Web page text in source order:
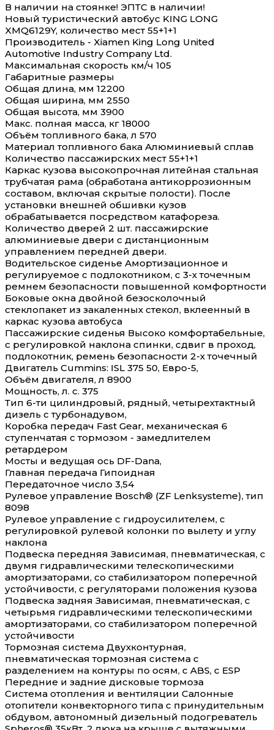
В наличии на стоянке! ЭПТС в наличии!
Новый туристический автобус KING LONG
XMQ6129Y, количество мест 55+1+1
Производитель - Xiamen King Long United
Automotive Industry Company Ltd.
Максимальная скорость км/ч 105
Габаритные размеры
Общая длина, мм 12200
Общая ширина, мм 2550
Общая высота, мм 3900
Макс. полная масса, кг 18000
Объём топливного бака, л 570
Материал топливного бака Алюминиевый сплав
Количество пассажирских мест 55+1+1
Каркас кузова высокопрочная литейная стальная
трубчатая рама (обработана антикоррозионным
составом, включая скрытые полости). После
установки внешней обшивки кузов
обрабатывается посредством катафореза.
Количество дверей 2 шт. пассажирские
алюминиевые двери с дистанционным
управлением передней двери.
Водительское сиденье Амортизационное и
регулируемое с подлокотником, с 3-х точечным
ремнем безопасности повышенной комфортности
Боковые окна двойной безосколочный
стеклопакет из закаленных стекол, вклеенный в
каркас кузова автобуса
Пассажирские сиденья Высоко комфортабельные,
с регулировкой наклона спинки, сдвиг в проход,
подлокотник, ремень безопасности 2-х точечный
Двигатель Cummins: ISL 375 50, Евро-5,
Объём двигателя, л 8900
Мощность, л. с. 375
Тип 6-ти цилиндровый, рядный, четырехтактный
дизель с турбонадувом,
Коробка передач Fast Gear, механическая 6
ступенчатая с тормозом - замедлителем
ретардером
Мосты и ведущая ось DF-Dana,
Главная передача Гипоидная
Передаточное число 3,54
Рулевое управление Bosch® (ZF Lenksysteme), тип
8098
Рулевое управление с гидроусилителем, с
регулировкой рулевой колонки по вылету и углу
наклона
Подвеска передняя Зависимая, пневматическая, с
двумя гидравлическими телескопическими
амортизаторами, со стабилизатором поперечной
устойчивости, с регуляторами положения кузова
Подвеска задняя Зависимая, пневматическая, с
четырьмя гидравлическими телескопическими
амортизаторами, со стабилизатором поперечной
устойчивости
Тормозная система Двухконтурная,
пневматическая тормозная система с
разделением на контуры по осям, с ABS, с ESP
Передние и задние дисковые тормоза
Система отопления и вентиляции Салонные
отопители конвекторного типа с принудительным
обдувом, автономный дизельный подогреватель